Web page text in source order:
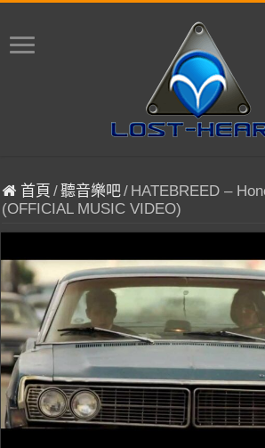
首頁 /聽音樂吧/ HATEBREED –
(OFFICIAL MUSIC VIDEO)